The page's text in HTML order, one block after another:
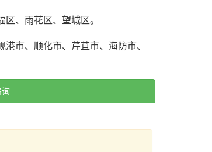
、雨花区、望城区。
市、顺化市、芹苴市、海防市、
询